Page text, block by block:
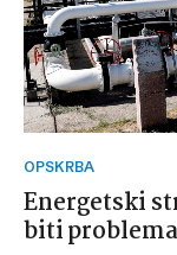
OPSKRBA
Energetski
biti